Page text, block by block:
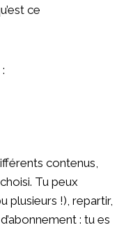
ce
contenus,
Tu peux
plusieurs !), repartir,
: tu es